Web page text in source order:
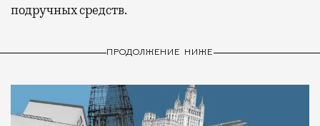
подручных средств.
ПРОДОЛЖЕНИЕ НИЖЕ